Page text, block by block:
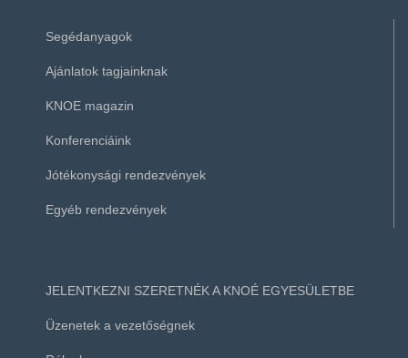
Segédanyagok
Ajánlatok tagjainknak
KNOE magazin
Konferenciáink
Jótékonysági rendezvények
Egyéb rendezvények
JELENTKEZNI SZERETNÉK A KNOÉ EGYESÜLETBE
Üzenetek a vezetőségnek